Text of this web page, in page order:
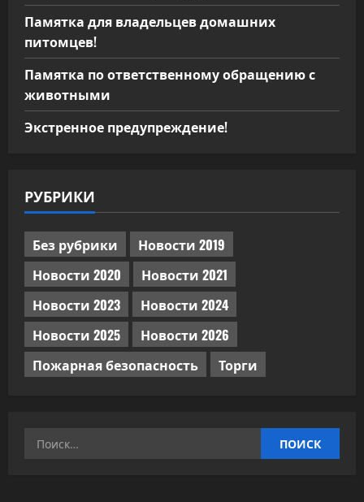
Памятка для владельцев домашних
питомцев!
Памятка по ответственному обращению с
животными
Экстренное предупреждение!
РУБРИКИ
Без рубрики
Новости 2019
Новости 2020
Новости 2021
Новости 2023
Новости 2024
Новости 2025
Новости 2026
Пожарная безопасность
Торги
Найти: